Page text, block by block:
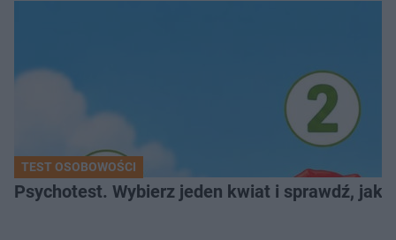
TEST OSOBOWOŚCI
Psychotest. Wybierz jeden kwiat i sprawdź, jaki